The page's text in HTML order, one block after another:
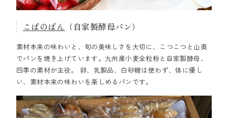
こばのぱん （自家製酵母パン）
素材本来の味わいと、旬の美味しさを大切に、こつこつと山奥
でパンを焼き上げています。九州産小麦全粒粉と自家製酵母、
四季の素材が主役。 卵、乳製品、白砂糖は使わず、体に優し
い、素材本来の味わいを楽しめるパンです。